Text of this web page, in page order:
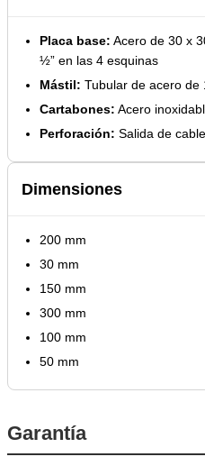
Placa base: Acero de 30 x
½” en las 4 esquinas
Mástil: Tubular de acero de
Cartabones: Acero
Perforación: Salida de
Dimensiones
200 mm
30 mm
150 mm
300 mm
100 mm
50 mm
Garantía